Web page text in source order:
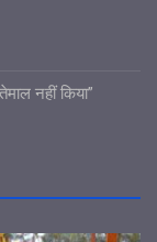
नहीं किया”